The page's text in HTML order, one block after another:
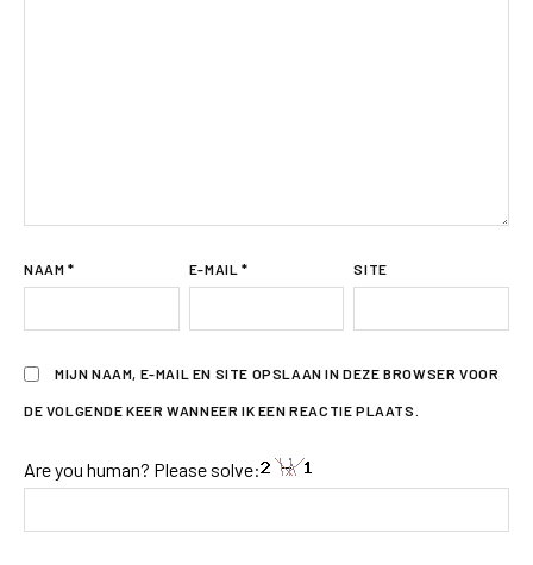
NAAM * E-MAIL * SITE
MIJN NAAM, E-MAIL EN SITE OPSLAAN IN DEZE BROWSER VOOR
DE VOLGENDE KEER WANNEER IK EEN REACTIE PLAATS.
Are you human? Please solve: